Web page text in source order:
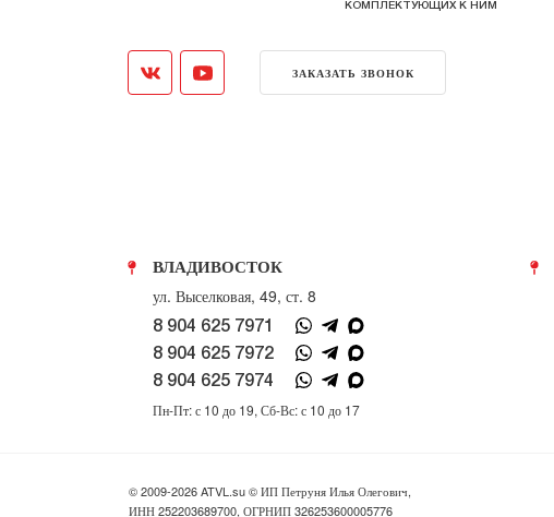
КОМПЛЕКТУЮЩИХ К НИМ
ЗАКАЗАТЬ ЗВОНОК
ВЛАДИВОСТОК
ул. Выселковая, 49, ст. 8
8 904 625 7971
8 904 625 7972
8 904 625 7974
Пн-Пт: с 10 до 19, Сб-Вс: с 10 до 17
© 2009-2026 ATVL.su © ИП Петруня Илья Олегович,
ИНН 252203689700, ОГРНИП 326253600005776